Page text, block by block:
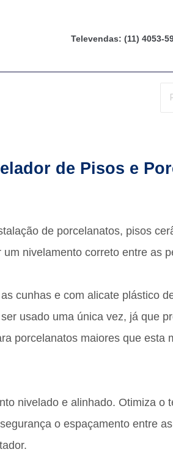
Televendas: (11) 4053-
de Pisos e
de porcelanatos, pisos
nivelamento correto entre as
cunhas e com alicate plástico
usado uma única vez, já que
porcelanatos maiores que esta
nivelado e alinhado. Otimiza o
o espaçamento entre